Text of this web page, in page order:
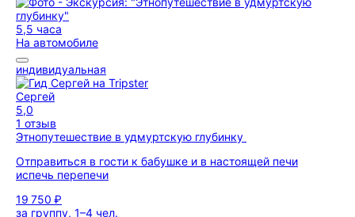
5,5 часа
На автомобиле
индивидуальная
Сергей
5,0
1 отзыв
Этнопутешествие в удмуртскую глубинку
Отправиться в гости к бабушке и в настоящей печи
испечь перепечи
19 750 ₽
за группу, 1–4 чел.